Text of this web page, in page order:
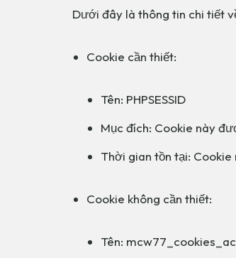
Dưới đây là thông tin chi tiết
Cookie cần thiết:
Tên: PHPSESSID
Mục đích: Cookie này
Thời gian tồn tại: Cookie
Cookie không cần thiết:
Tên: